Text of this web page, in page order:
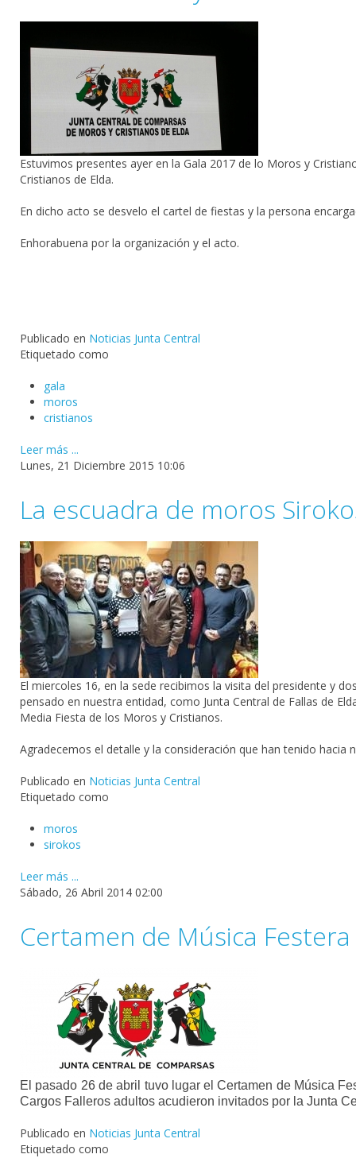
Estuvimos presentes ayer en la Gala 2017 de lo Moros y
Cristianos de Elda.
En dicho acto se desvelo el cartel de fiestas y la persona
Enhorabuena por la organización y el acto.
Publicado en Noticias Junta Central
Etiquetado como
gala
moros
cristianos
Leer más ...
Lunes, 21 Diciembre 2015 10:06
La escuadra de moros
El miercoles 16, en la sede recibimos la visita del presidente y
pensado en nuestra entidad, como Junta Central de Fallas de
Media Fiesta de los Moros y Cristianos.
Agradecemos el detalle y la consideración que han tenido hacia
Publicado en Noticias Junta Central
Etiquetado como
moros
sirokos
Leer más ...
Sábado, 26 Abril 2014 02:00
Certamen de Música
El pasado 26 de abril tuvo lugar el Certamen de Música
Cargos Falleros adultos acudieron invitados por la Junta
Publicado en Noticias Junta Central
Etiquetado como